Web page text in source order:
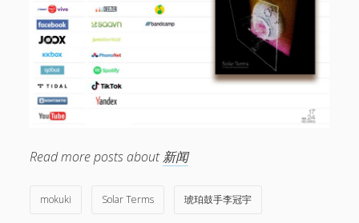
Read more posts about 新闻
mokuki Solar Terms 琥珀鼓手李冠宇